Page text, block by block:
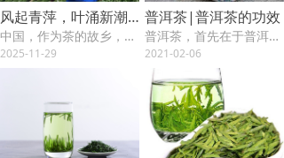
风起青萍，叶涌新潮：当下中国茶叶市场深度观察
中国，作为茶的故乡，千年茶文化源远流长。时至今日，这片古老的树叶正经历着一场前所未有的深刻变革。当下的茶叶市场，既承载着厚重的传统，又涌动着新潮的活力，呈现出一种在传承与裂变中寻找平衡的复杂图景。
2025-11-29
普洱茶|普洱茶的功效
普洱茶，首先在于普洱茶茶性温和，暖胃不伤胃。普洱茶|普洱茶的功效，这点对熟普洱茶尤为明显。
2021-02-06